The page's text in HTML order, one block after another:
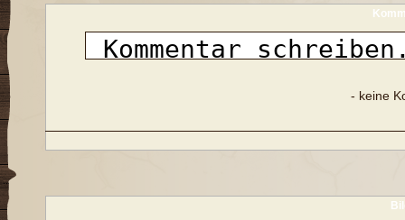
- keine